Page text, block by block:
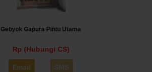
Gebyok Gapura Pintu Utama
Rp (Hubungi CS)
Email SMS